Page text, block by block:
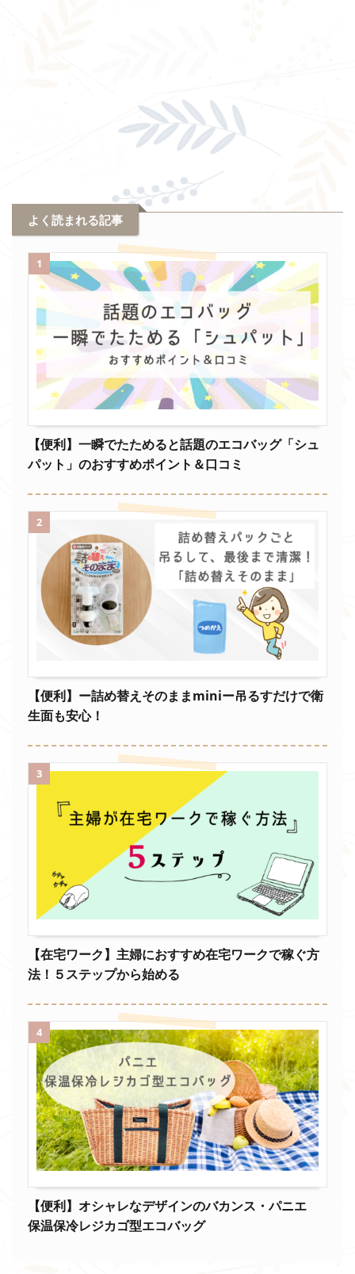
よく読まれる記事
1
【便利】一瞬でたためると話題のエコバッグ「シュ
パット」のおすすめポイント＆口コミ
2
【便利】ー詰め替えそのままminiー吊るすだけで衛
生面も安心！
3
【在宅ワーク】主婦におすすめ在宅ワークで稼ぐ方
法！５ステップから始める
4
【便利】オシャレなデザインのバカンス・パニエ
保温保冷レジカゴ型エコバッグ